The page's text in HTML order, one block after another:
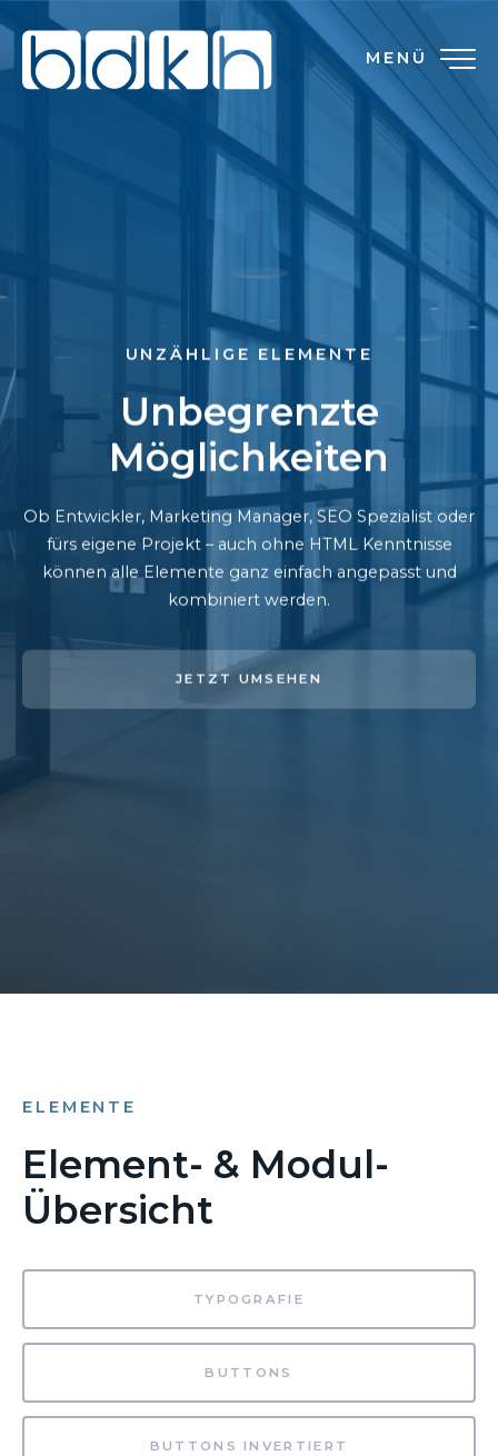
MENÜ
UNZÄHLIGE ELEMENTE
Unbegrenzte
Möglichkeiten
Ob Entwickler, Marketing Manager, SEO Spezialist oder
fürs eigene Projekt – auch ohne HTML Kenntnisse
können alle Elemente ganz einfach angepasst und
kombiniert werden.
JETZT UMSEHEN
ELEMENTE
Element- & Modul-
Übersicht
TYPOGRAFIE
BUTTONS
BUTTONS INVERTIERT